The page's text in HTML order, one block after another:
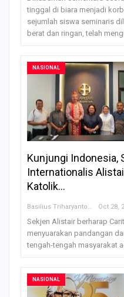
tinggal di biara menjadi
sejumlah siswa seminaris
berat dan ringan, telah
NASIONAL
Kunjungi Indonesia,
Internationalis
Katolik…
Oct 28,
Sekjen Alistair berharap
menyuarakan pandangan
tengah-tengah masyarakat
NASIONAL